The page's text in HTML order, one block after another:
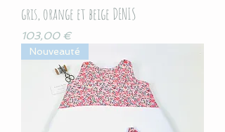
gris, orange et beige DENIS
Prix
103,00 €
Nouveauté